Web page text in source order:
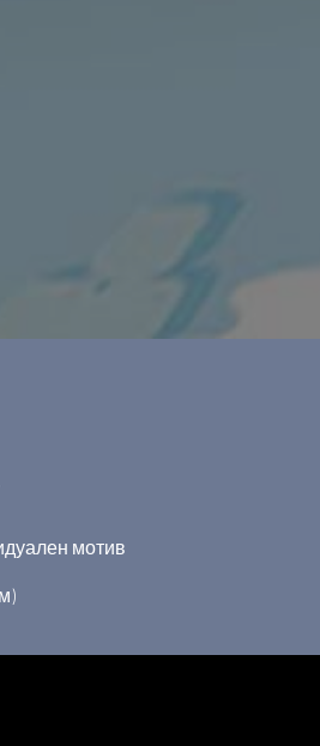
мотив